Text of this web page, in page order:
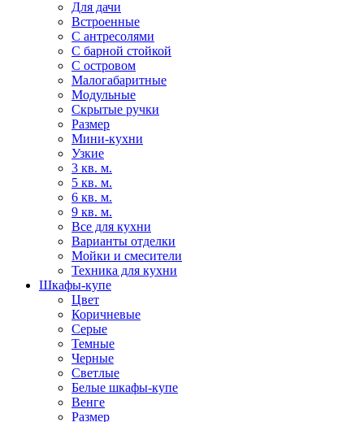
Для дачи
Встроенные
С антресолями
С барной стойкой
С островом
Малогабаритные
Модульные
Скрытые ручки
Размер
Мини-кухни
Узкие
3 кв. м.
5 кв. м.
6 кв. м.
9 кв. м.
Все для кухни
Варианты отделки
Мойки и смесители
Техника для кухни
Шкафы-купе
Цвет
Коричневые
Серые
Темные
Черные
Светлые
Белые шкафы-купе
Венге
Размер